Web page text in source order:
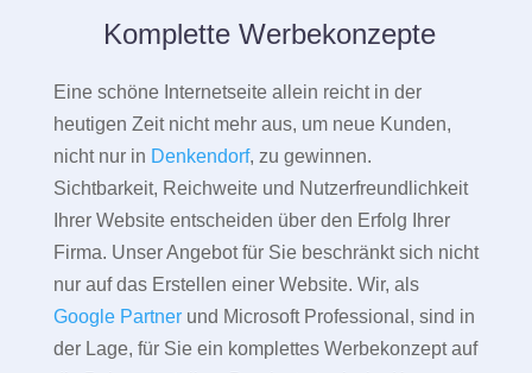
Komplette Werbekonzepte
Eine schöne Internetseite allein reicht in der
heutigen Zeit nicht mehr aus, um neue Kunden,
nicht nur in Denkendorf, zu gewinnen.
Sichtbarkeit, Reichweite und Nutzerfreundlichkeit
Ihrer Website entscheiden über den Erfolg Ihrer
Firma. Unser Angebot für Sie beschränkt sich nicht
nur auf das Erstellen einer Website. Wir, als
Google Partnerund Microsoft Professional, sind in
der Lage, für Sie ein komplettes Werbekonzept auf